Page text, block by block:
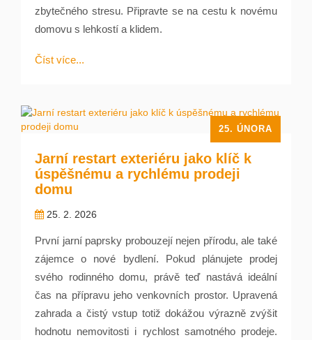
zbytečného stresu. Připravte se na cestu k novému
domovu s lehkostí a klidem.
Číst více...
25. ÚNORA
Jarní restart exteriéru jako klíč k
úspěšnému a rychlému prodeji
domu
25. 2. 2026
První jarní paprsky probouzejí nejen přírodu, ale také
zájemce o nové bydlení. Pokud plánujete prodej
svého rodinného domu, právě teď nastává ideální
čas na přípravu jeho venkovních prostor. Upravená
zahrada a čistý vstup totiž dokážou výrazně zvýšit
hodnotu nemovitosti i rychlost samotného prodeje.